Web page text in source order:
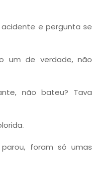
e pergunta se
um de verdade, não
não bateu? Tava
foram só umas